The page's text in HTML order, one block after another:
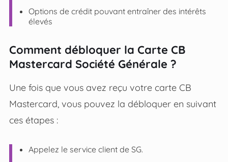
Options de crédit pouvant entraîner des intérêts
élevés
Comment débloquer la Carte CB
Mastercard Société Générale ?
Une fois que vous avez reçu votre carte CB
Mastercard, vous pouvez la débloquer en suivant
ces étapes :
Appelez le service client de SG.